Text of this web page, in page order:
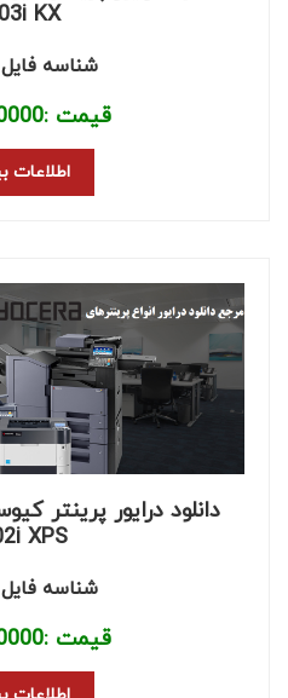
KX
شناسه فایل
قیمت :
اطلاعات
XPS
شناسه فایل
قیمت :